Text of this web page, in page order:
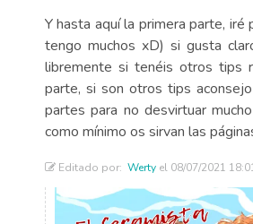
Y hasta aquí la primera parte, iré
tengo muchos xD) si gusta
libremente si tenéis otros tips
parte, si son otros tips
partes para no desvirtuar
como mínimo os sirvan las
Editado por: Werty el 08/07/2021